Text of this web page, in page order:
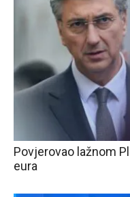
Povjerovao lažnom
eura